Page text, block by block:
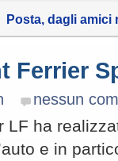
Posta, dagli amici
Ferrier
nessun
LF ha
e in